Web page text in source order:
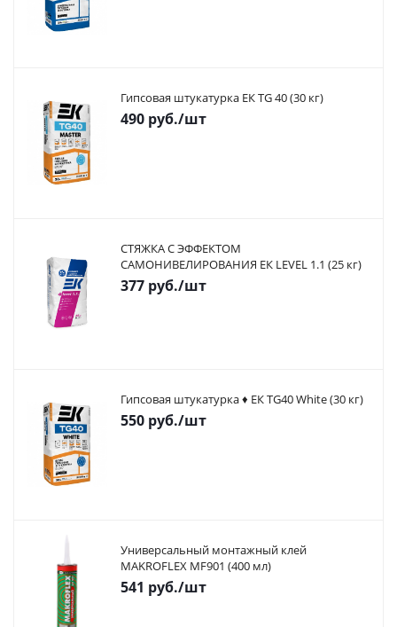
Гипсовая штукатурка ЕК TG 40 (30 кг)
490 руб./шт
СТЯЖКА С ЭФФЕКТОМ
САМОНИВЕЛИРОВАНИЯ ЕК LEVEL 1.1 (25 кг)
377 руб./шт
Гипсовая штукатурка ♦ ЕК TG40 White (30 кг)
550 руб./шт
Универсальный монтажный клей
MAKROFLEX MF901 (400 мл)
541 руб./шт